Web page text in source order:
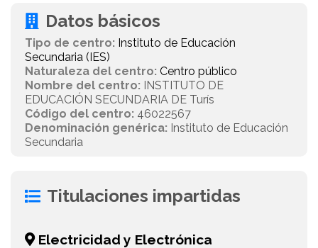
Datos básicos
Tipo de centro: Instituto de Educación
Secundaria (IES)
Naturaleza del centro: Centro público
Nombre del centro: INSTITUTO DE
EDUCACIÓN SECUNDARIA DE Turís
Código del centro: 46022567
Denominación genérica: Instituto de Educación
Secundaria
Titulaciones impartidas
Electricidad y Electrónica